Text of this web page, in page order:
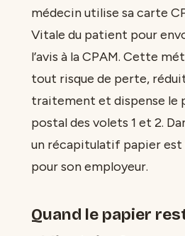
médecin utilise sa carte
Vitale du patient pour
l’avis à la CPAM. Cette
tout risque de perte,
traitement et dispense le
postal des volets 1 et 2.
un récapitulatif papier est
pour son employeur.
Quand le papier